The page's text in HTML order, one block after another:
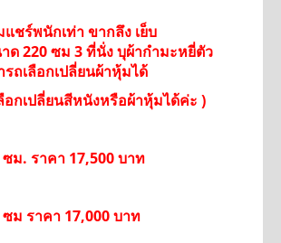
แชร์พนักเท่าขากลึง เย็บ
ด 220 ซม 3 ที่นั่ง บุผ้ากำมะหยี่ตัว
ถเลือกเปลี่ยนผ้าหุ้มได้
อกเปลี่ยนสีหนังหรือผ้าหุ้มได้ค่ะ )
ม. ราคา 17,500 บาท
ม ราคา 17,000 บาท